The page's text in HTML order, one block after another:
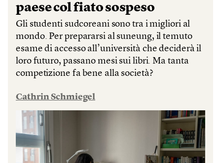
paese col fiato sospeso
Gli studenti sudcoreani sono tra i migliori al
mondo. Per prepararsi al suneung, il temuto
esame di accesso all’università che deciderà il
loro futuro, passano mesi sui libri. Ma tanta
competizione fa bene alla società?
Cathrin Schmiegel